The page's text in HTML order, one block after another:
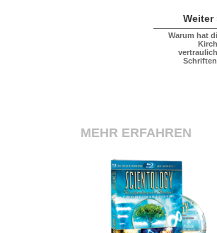
Weiter
Warum hat
MEHR ERFAHREN